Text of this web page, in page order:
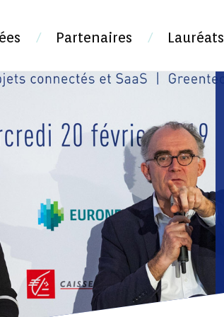
Partenaires Lauréats